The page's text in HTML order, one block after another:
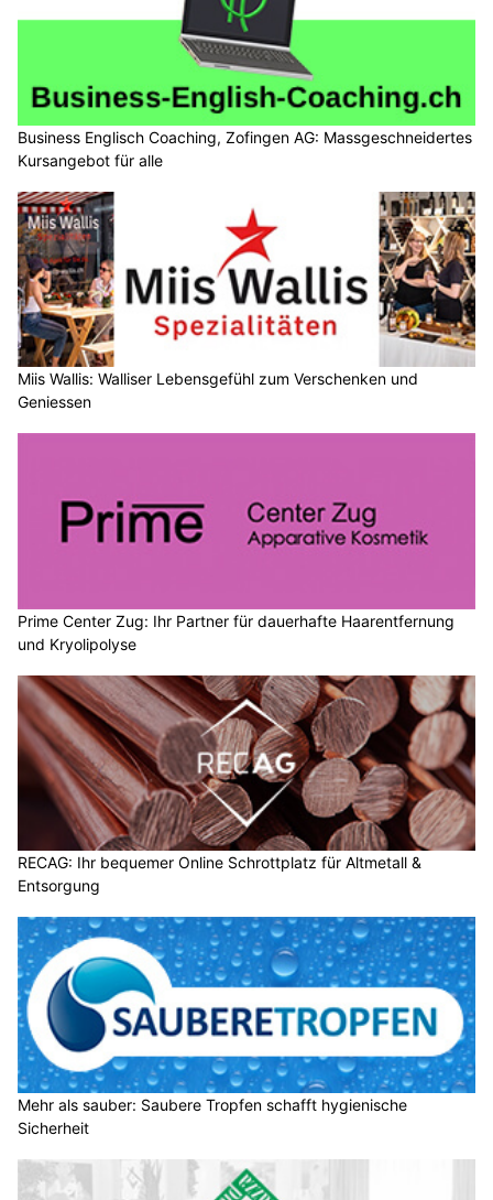
Business Englisch Coaching, Zofingen AG: Massgeschneidertes
Kursangebot für alle
Miis Wallis: Walliser Lebensgefühl zum Verschenken und
Geniessen
Prime Center Zug: Ihr Partner für dauerhafte Haarentfernung
und Kryolipolyse
RECAG: Ihr bequemer Online Schrottplatz für Altmetall &
Entsorgung
Mehr als sauber: Saubere Tropfen schafft hygienische
Sicherheit